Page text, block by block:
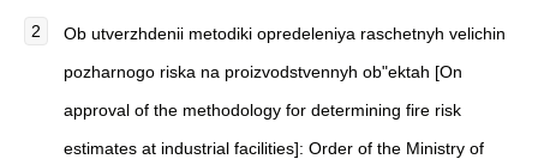
Ob utverzhdenii metodiki opredeleniya raschetnyh velichin
pozharnogo riska na proizvodstvennyh ob"ektah [On
approval of the methodology for determining fire risk
estimates at industrial facilities]: Order of the Ministry of